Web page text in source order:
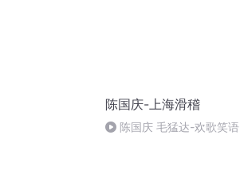
陈国庆-上海滑稽
陈国庆 毛猛达-欢歌笑语